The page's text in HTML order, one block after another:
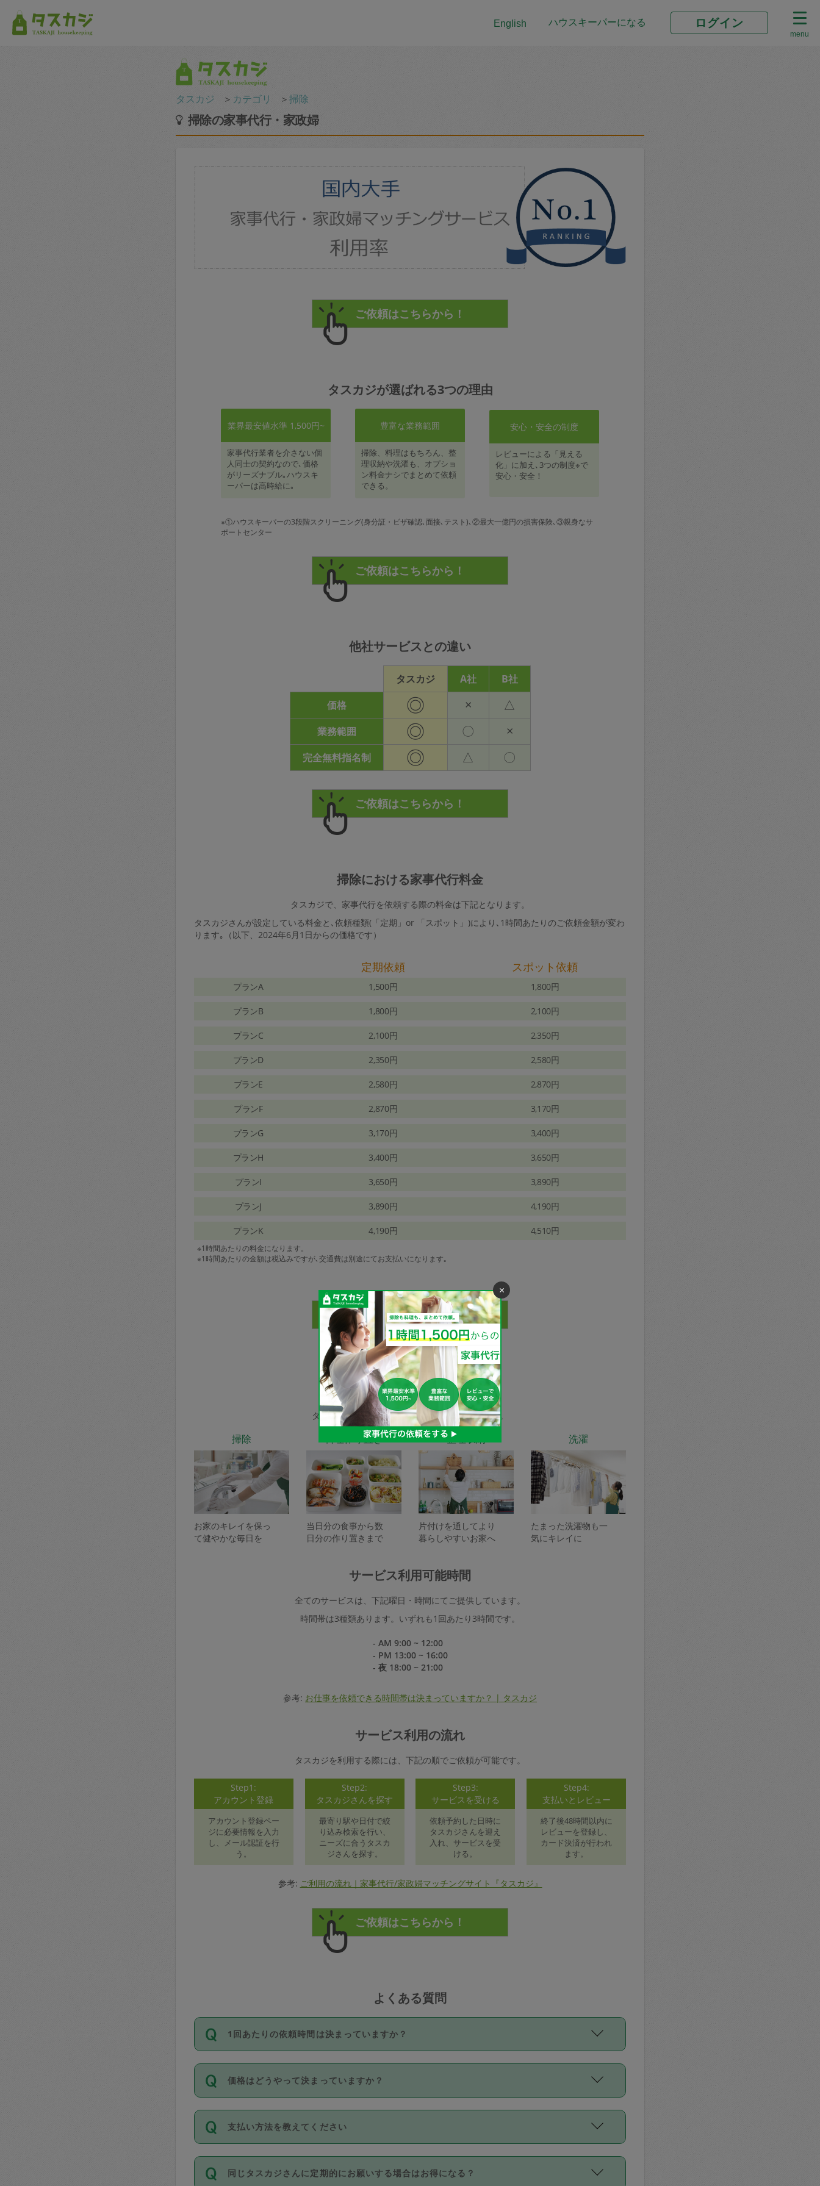
English ハウスキーパーになる ログイン
menu
タスカジ ＞ カテゴリ ＞掃除
掃除の家事代行・家政婦
タスカジが選ばれる3つの理由
業界最安値水準 1,500円~
家事代行業者を介さない個
人同士の契約なので､価格
がリーズナブル｡ハウスキ
ーパーは高時給に｡
豊富な業務範囲
掃除、料理はもちろん、整
理収納や洗濯も、オプショ
ン料金ナシでまとめて依頼
できる。
安心・安全の制度
レビューによる「見える
化」に加え､3つの制度※で
安心・安全！
※①ハウスキーパーの3段階スクリーニング(身分証・ビザ確認､面接､テスト)､②最大一億円の損害保険､③親身なサ
ポートセンター
他社サービスとの違い
タスカジ A社
B社
価格
◎ × △
業務範囲 ◎ 〇 ×
完全無料指名制 ◎ △ 〇
掃除における家事代行料金
タスカジで、家事代行を依頼する際の料金は下記となります。
タスカジさんが設定している料金と､依頼種類(「定期」or 「スポット」)により､1時間あたりのご依頼金額が変わ
ります｡（以下、2024年6月1日からの価格です）
定期依頼 スポット依頼
プランA 1,500円 1,800円
プランB 1,800円 2,100円
プランC 2,100円 2,350円
プランD 2,350円 2,580円
プランE 2,580円 2,870円
プランF 2,870円 3,170円
プランG 3,170円 3,400円
プランH 3,400円 3,650円
プランI 3,650円 3,890円
プランJ 3,890円 4,190円
プランK 4,190円 4,510円
※1時間あたりの料金になります。
※1時間あたりの金額は税込みですが､交通費は別途にてお支払いになります｡
家事代行サービスの種類
タスカジで依頼できるサービスは下記となります。
掃除
お家のキレイを保っ
て健やかな毎日を
料理作り置き
当日分の食事から数
日分の作り置きまで
整理収納
片付けを通してより
暮らしやすいお家へ
洗濯
たまった洗濯物も一
気にキレイに
サービス利用可能時間
全てのサービスは、下記曜日・時間にてご提供しています。
時間帯は3種類あります。いずれも1回あたり3時間です。
- AM 9:00 ~ 12:00
- PM 13:00 ~ 16:00
- 夜 18:00 ~ 21:00
参考: お仕事を依頼できる時間帯は決まっていますか？ | タスカジ
サービス利用の流れ
タスカジを利用する際には、下記の順でご依頼が可能です。
Step1:
アカウント登録
アカウント登録ペー
ジに必要情報を入力
し、メール認証を行
う。
Step2:
タスカジさんを探す
最寄り駅や日付で絞
り込み検索を行い、
ニーズに合うタスカ
ジさんを探す。
Step3:
サービスを受ける
依頼予約した日時に
タスカジさんを迎え
入れ、サービスを受
ける。
Step4:
支払いとレビュー
終了後48時間以内に
レビューを登録し、
カード決済が行われ
ます。
参考: ご利用の流れ｜家事代行/家政婦マッチングサイト『タスカジ』
よくある質問
1回あたりの依頼時間は決まっていますか？
依頼1回につき3時間固定です。3時間を超えて依頼したい場合は、延長機能をご利用くださ
い。機能をご利用いただくには、タスカジさんに事前に相談し、合意の上事前申請すること
が必要です。なお、3時間を下回っても、値引き等はございません。
価格はどうやって決まっていますか？
11種類の価格帯の中からタスカジさん自身が価格を選んで設定しています。
タスカジさんの価格設定には最初は制限があり、レビュー件数、レビューの平均値、などで
除々に設定可能な最高額が上がっていく仕組みになっています。
支払い方法を教えてください
お支払方法はクレジットカード（Visa／Master／JCB／AMERICAN EXPRESS／Diners
Club）のみとなります。
同じタスカジさんに定期的にお願いする場合はお得になる？
×